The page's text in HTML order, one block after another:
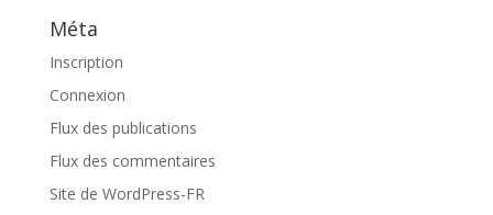
Méta
Inscription
Connexion
Flux des publications
Flux des commentaires
Site de WordPress-FR